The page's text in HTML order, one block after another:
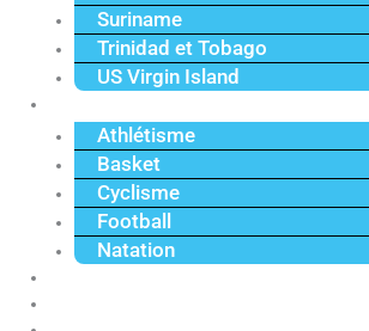
Suriname
Trinidad et Tobago
US Virgin Island
Athlétisme
Basket
Cyclisme
Football
Natation